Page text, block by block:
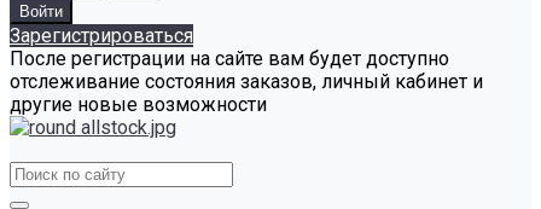
Зарегистрироваться
После регистрации на сайте вам будет доступно
отслеживание состояния заказов, личный кабинет и
другие новые возможности